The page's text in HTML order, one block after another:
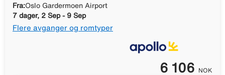
Fra:Oslo Gardermoen Airport
7 dager, 2 Sep - 9 Sep
Flere avganger og romtyper
6 106 NOK